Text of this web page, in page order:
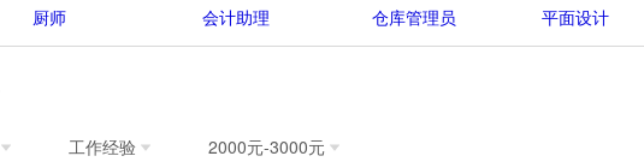
厨师 会计助理 仓库管理员 平面设计
工作经验 2000元-3000元